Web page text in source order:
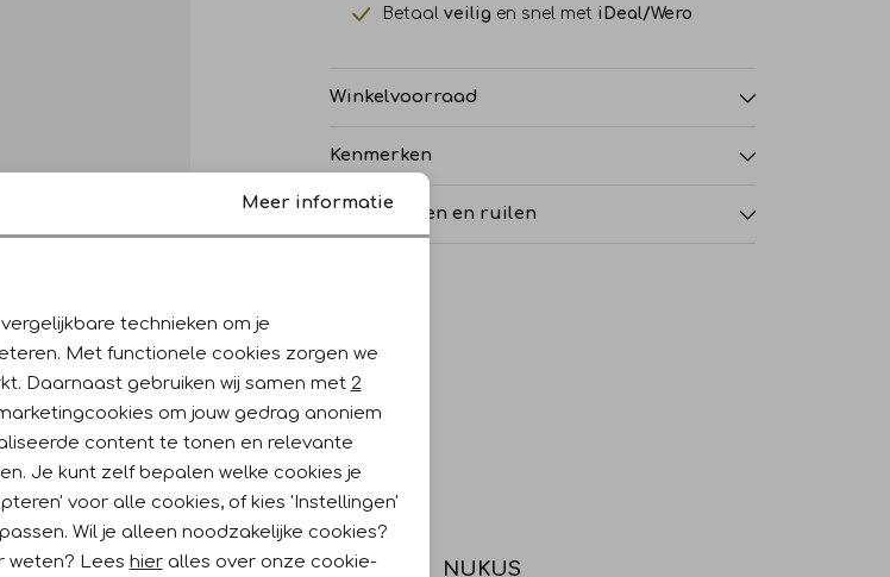
Betaalveilig en snel met iDeal/Wero
Winkelvoorraad
Kenmerken
Retourneren en ruilen
Sale Sale
NUKUS NUKUS
Marketing cookies
Meer informatie
technieken om je
Met functionele cookies zorgen we
Daarnaast gebruiken wij samen met 2
om jouw gedrag anoniem
content te tonen en relevante
Je kunt zelf bepalen welke cookies je
voor alle cookies, of kies 'Instellingen'
Wil je alleen noodzakelijke cookies?
weten? Lees hieralles over onze cookie-